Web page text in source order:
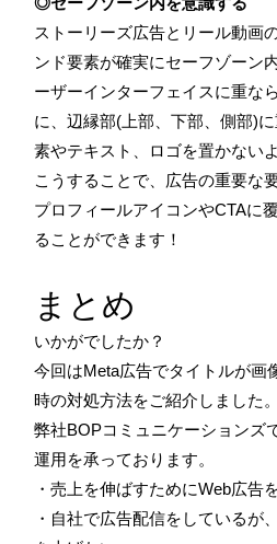
ストーリーズ広告とリール動画
ンド要素が確実にセーフゾーン
ーザーインターフェイスに重な
に、辺縁部(上部、下部、側部)
素やテキスト、ロゴを置かない
こうすることで、広告の重要な
プロフィールアイコンやCTAに
ることができます！
まとめ
いかがでしたか？
今回はMeta広告でタイトルが画
時の対処方法をご紹介しました。
弊社BOPコミュニケーションズ
運用を承っております。
・売上を伸ばすためにWeb広告
・自社で広告配信をしているが